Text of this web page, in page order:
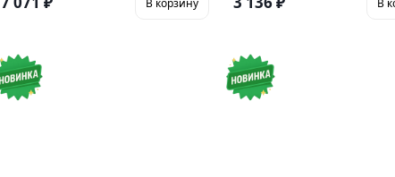
Новинка Новинка